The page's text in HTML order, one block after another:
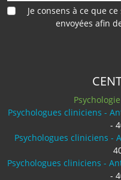
Je consens à ce que
envoyées afin
Psychologues cliniciens -
-
Psychologues cliniciens -
Psychologues cliniciens -
-